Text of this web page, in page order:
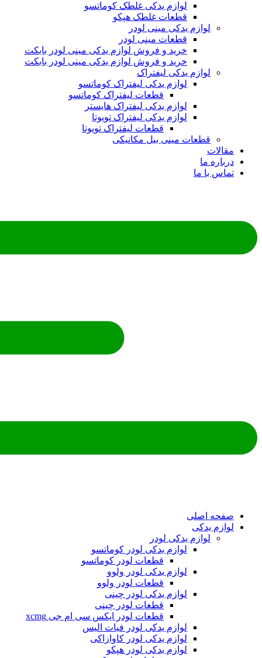
لوازم یدکی غلطک کوماتسو
قطعات غلطک هپکو
لوازم یدکی مینی لودر
قطعات مینی لودر
خرید و فروش لوازم یدکی مینی لودر بابکت
خرید و فروش لوازم یدکی مینی لودر بابکت
لوازم یدکی لیفتراک
لوازم یدکی لیفتراک کوماتسو
قطعات لیفتراک کوماتسو
لوازم یدکی لیفتراک هایستر
لوازم یدکی لیفتراک تویوتا
قطعات لیفتراک تویوتا
قطعات مینی بیل مکانیکی
ما
با ما
اصلی
یدکی
لوازم یدکی لودر
لوازم یدکی لودر کوماتسو
قطعات لودر کوماتسو
لوازم یدکی لودر ولوو
قطعات لودر ولوو
لوازم یدکی لودر چینی
قطعات لودر چینی
قطعات لودر ایکس سی ام جی xcmg
لوازم یدکی لودر فیات الیس
لوازم یدکی لودر کاوازاکی
لوازم یدکی لودر هپکو